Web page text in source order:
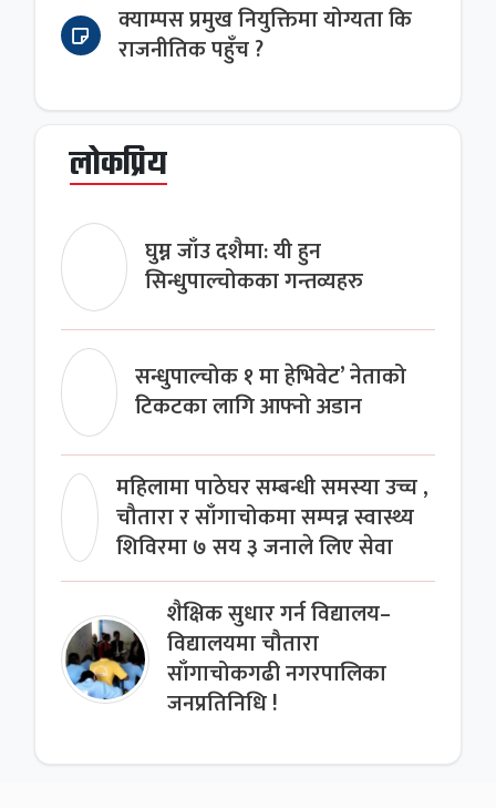
क्याम्पस प्रमुख नियुक्तिमा योग्यता कि
राजनीतिक पहुँच ?
लोकप्रिय
घुम्न जाँउ दशैमा: यी हुन
सिन्धुपाल्चोकका गन्तव्यहरु
सन्धुपाल्चोक १ मा हेभिवेट’ नेताको
टिकटका लागि आफ्नो अडान
महिलामा पाठेघर सम्बन्धी समस्या उच्च ,
चौतारा र साँगाचोकमा सम्पन्न स्वास्थ्य
शिविरमा ७ सय ३ जनाले लिए सेवा
शैक्षिक सुधार गर्न विद्यालय–
विद्यालयमा चौतारा
साँगाचोकगढी नगरपालिका
जनप्रतिनिधि !